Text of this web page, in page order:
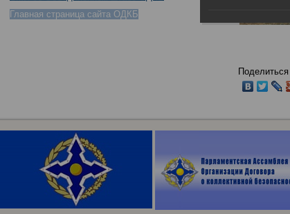
Главная страница сайта ОДКБ